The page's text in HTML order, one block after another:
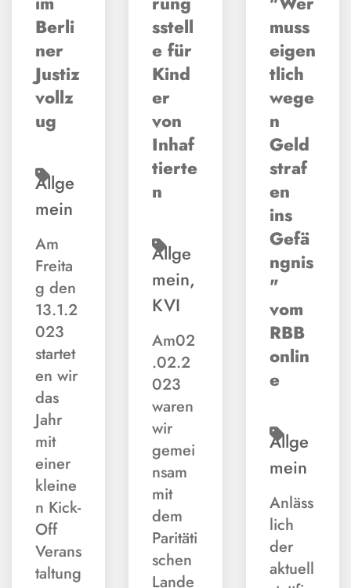
Berli
ner
Justiz
vollz
ug
Allge
mein
Am
Freita
g den
13.1.2
023
startet
en wir
das
Jahr
mit
einer
kleine
n Kick-
Off
Verans
taltung
sstell
e für
Kind
er
von
Inhaf
tierte
n
Allge
mein,
KVI
Am02
.02.2
023
waren
wir
gemei
nsam
mit
dem
Paritäti
schen
Lande
muss
eigen
tlich
wege
n
Geld
straf
en
ins
Gefä
ngnis
"
vom
RBB
onlin
e
Allge
mein
Anläss
lich
der
aktuell